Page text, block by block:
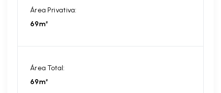
Área Privativa:
69m²
Área Total:
69m²